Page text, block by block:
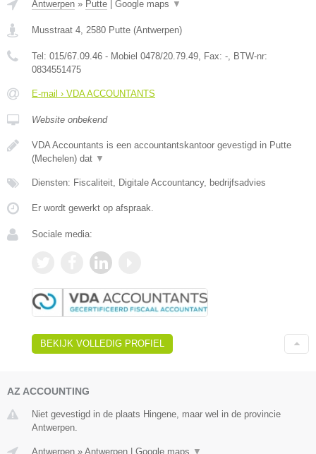
Antwerpen » Putte | Google maps ▼
Musstraat 4 2580 Putte (Antwerpen)
Tel: 015/67.09.46 - Mobiel 0478/20.79.49 , Fax: - , BTW-nr:
0834551475
E-mail › VDA ACCOUNTANTS
Website onbekend
VDA Accountants is een accountantskantoor gevestigd in Putte
(Mechelen) dat ▼
Diensten: Fiscaliteit, Digitale Accountancy, bedrijfsadvies
Er wordt gewerkt op afspraak.
Sociale media:
BEKIJK VOLLEDIG PROFIEL
AZ ACCOUNTING
Niet gevestigd in de plaats Hingene, maar wel in de provincie
Antwerpen.
Antwerpen » Antwerpen Google maps ▼